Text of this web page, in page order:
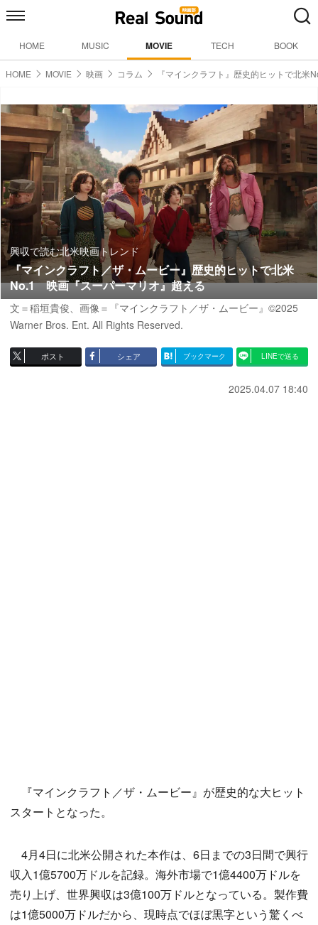
HOME MUSIC MOVIE TECH BOOK
HOME MOVIE 映画 コラム 『マインクラフト』歴史的ヒットで北米
興収で読む北米映画トレンド
『マインクラフト／ザ・ムービー』歴史的ヒットで北米
No.1 映画『スーパーマリオ』超える
文＝稲垣貴俊、画像＝『マインクラフト／ザ・ムービー』©2025
Warner Bros. Ent. All Rights Reserved.
ポスト シェア ブックマーク LINEで送る
2025.04.07 18:40
『マインクラフト／ザ・ムービー』が歴史的な大ヒット
スタートとなった。
4月4日に北米公開された本作は、6日までの3日間で興行
収入1億5700万ドルを記録。海外市場で1億4400万ドルを
売り上げ、世界興収は3億100万ドルとなっている。製作費
は1億5000万ドルだから、現時点でほぼ黒字という驚くべ